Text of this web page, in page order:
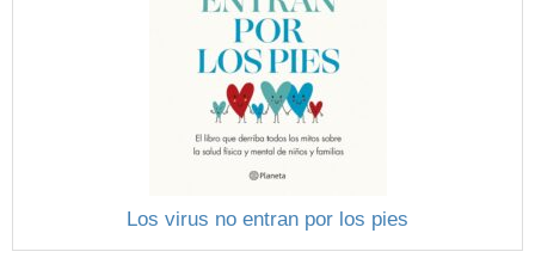
Los virus no entran por los pies